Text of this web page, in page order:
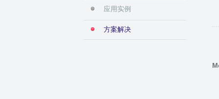
应用实例
方案解决